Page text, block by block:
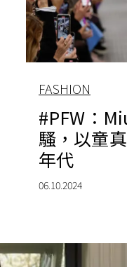
FASHION
#PFW：
騷，以童
年代
06.10.2024